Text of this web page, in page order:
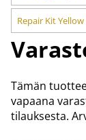
Repair Kit
Tämän
vapaana
tilauksesta.